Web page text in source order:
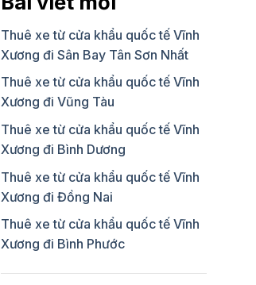
Thuê xe từ cửa khẩu quốc tế Vĩnh
Xương đi Sân Bay Tân Sơn Nhất
Thuê xe từ cửa khẩu quốc tế Vĩnh
Xương đi Vũng Tàu
Thuê xe từ cửa khẩu quốc tế Vĩnh
Xương đi Bình Dương
Thuê xe từ cửa khẩu quốc tế Vĩnh
Xương đi Đồng Nai
Thuê xe từ cửa khẩu quốc tế Vĩnh
Xương đi Bình Phước